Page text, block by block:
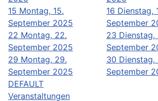
15 Montag, 15.
September 2025
16 Dienstag,
September
22 Montag, 22.
September 2025
23 Dienstag,
September
29 Montag, 29.
September 2025
30 Dienstag,
September
DEFAULT
Veranstaltungen